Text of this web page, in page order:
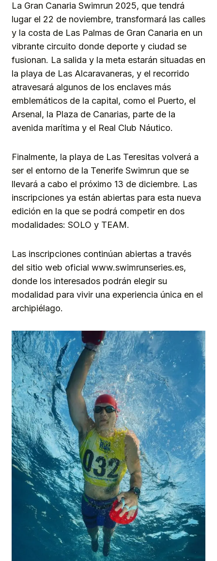
La Gran Canaria Swimrun 2025, que tendrá
lugar el 22 de noviembre, transformará las calles
y la costa de Las Palmas de Gran Canaria en un
vibrante circuito donde deporte y ciudad se
fusionan. La salida y la meta estarán situadas en
la playa de Las Alcaravaneras, y el recorrido
atravesará algunos de los enclaves más
emblemáticos de la capital, como el Puerto, el
Arsenal, la Plaza de Canarias, parte de la
avenida marítima y el Real Club Náutico.
Finalmente, la playa de Las Teresitas volverá a
ser el entorno de la Tenerife Swimrun que se
llevará a cabo el próximo 13 de diciembre. Las
inscripciones ya están abiertas para esta nueva
edición en la que se podrá competir en dos
modalidades: SOLO y TEAM.
Las inscripciones continúan abiertas a través
del sitio web oficial www.swimrunseries.es,
donde los interesados podrán elegir su
modalidad para vivir una experiencia única en el
archipiélago.